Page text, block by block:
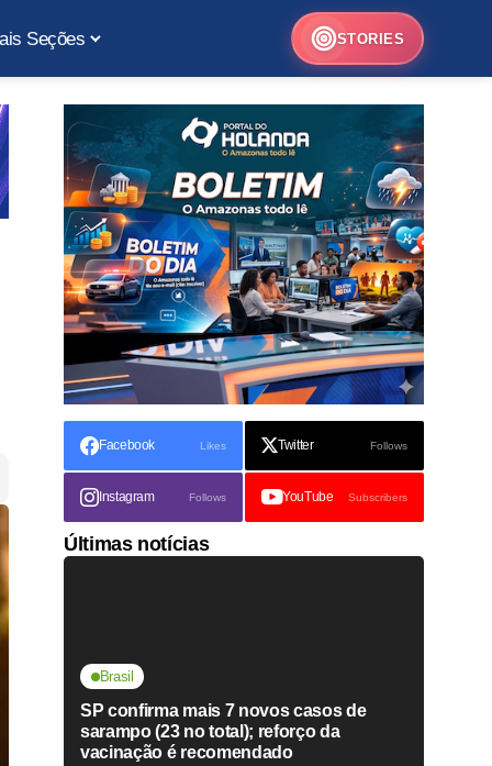
Seções STORIES
Facebook Likes Twitter Follows
Instagram Follows YouTube Subscribers
Últimas notícias
Brasil
SP confirma mais 7 novos casos de
sarampo (23 no total); reforço da
vacinação é recomendado